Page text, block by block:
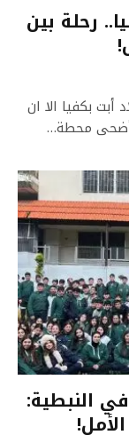
رحلة بين
أبت بكفيا الا ان
أضحى محطة…
في النبطية: